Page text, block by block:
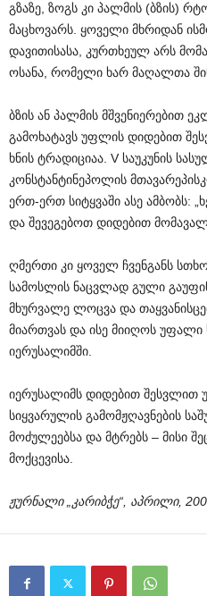
გზაზე, ზოგს კი პალმის (ბზის)
მაცხოვარს. ყოველი მხრიდან
დავითისასა, კურთხეულ არს
ოსანა, რომელი ხარ მაღალთა
ბზის ან პალმის მშვენიერებით
გამოხატავს უფლის დიდებით
ხნის ტრადიციაა. V საუკუნის
კონსტანტინეპოლის
ერთ-ერთ სიტყვაში ასე ამბობს:
და შევეგებოთ დიდებით
ღმერთი კი ყოველ ჩვენგანს
სამოსლის ნაცვლად გული
მხურვალე ლოცვა და
მიართვას და ისე მიიღოს
იერუსალიმში.
იერუსალიმს დიდებით შესვლით
სიყვარულის გამომჟღავნების
მოძულეებსა და მტრებს – მისი
მოქცევისა.
ჟურნალი „კარიბჭე“, აპრილი,